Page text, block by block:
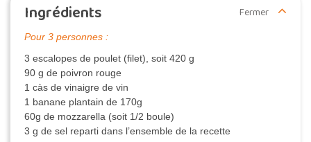
Ingrédients Fermer
Pour 3 personnes :
3 escalopes de poulet (filet), soit 420 g
90 g de poivron rouge
1 càs de vinaigre de vin
1 banane plantain de 170g
60g de mozzarella (soit 1/2 boule)
3 g de sel reparti dans l’ensemble de la recette